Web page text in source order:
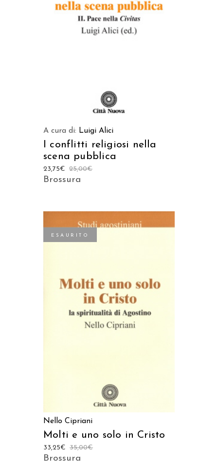
LEGGI TUTTO
A cura di: Luigi Alici
I conflitti religiosi nella
scena pubblica
25,00€
23,75€
Brossura
ESAURITO
LEGGI TUTTO
Nello Cipriani
Molti e uno solo in Cristo
35,00€
33,25€
Brossura